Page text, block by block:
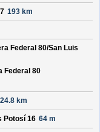
193 km
Federal 80/San Luis
Federal 80
24.8 km
Potosí 16 64 m